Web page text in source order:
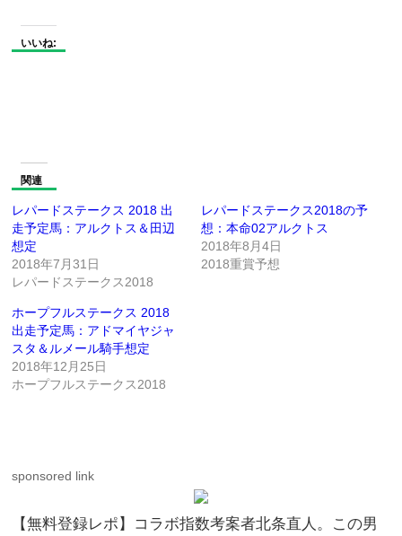
いいね:
関連
レパードステークス 2018 出
走予定馬：アルクトス＆田辺
想定
2018年7月31日
レパードステークス2018
レパードステークス2018の予
想：本命02アルクトス
2018年8月4日
2018重賞予想
ホープフルステークス 2018
出走予定馬：アドマイヤジャ
スタ＆ルメール騎手想定
2018年12月25日
ホープフルステークス2018
sponsored link
【無料登録レポ】コラボ指数考案者北条直人。この男